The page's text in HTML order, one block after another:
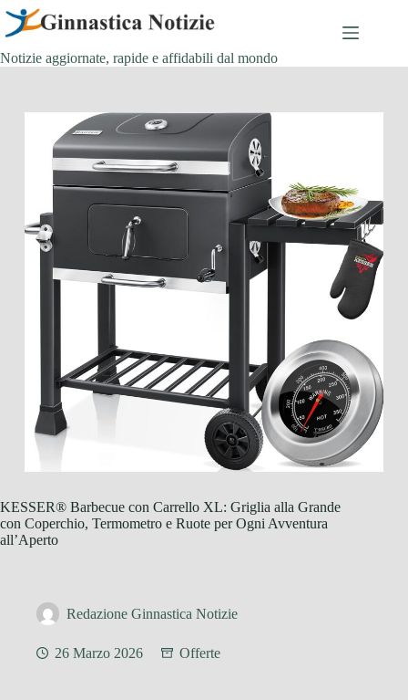
Salta
contenuto
Notizie aggiornate, rapide e affidabili dal mondo
KESSER® Barbecue con Carrello XL: Griglia alla Grande
con Coperchio, Termometro e Ruote per Ogni Avventura
all’Aperto
Redazione Ginnastica Notizie
26 Marzo 2026 Offerte